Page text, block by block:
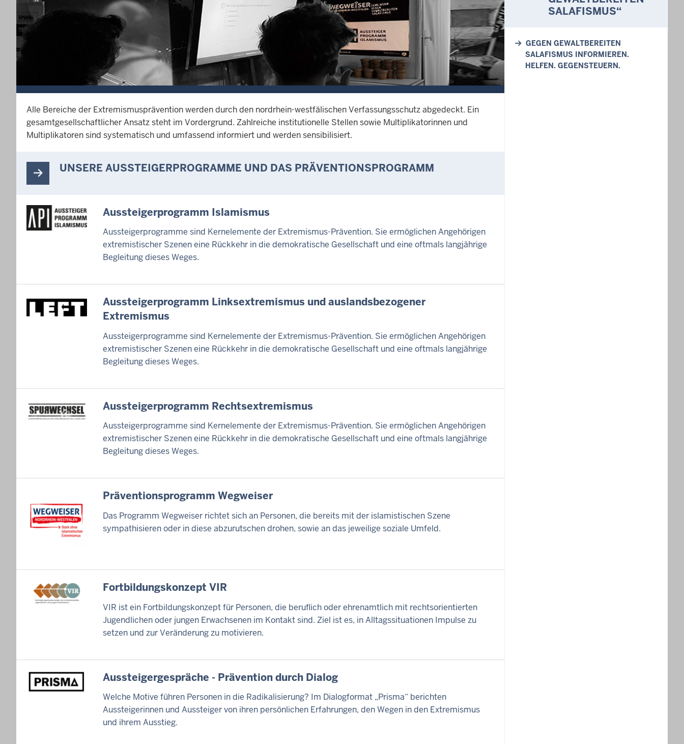
Alle Bereiche der Extremismusprävention werden durch den nordrhein-westfälischen Verfassungsschutz abgedeckt. Ein
gesamtgesellschaftlicher Ansatz steht im Vordergrund. Zahlreiche institutionelle Stellen sowie Multiplikatorinnen und
Multiplikatoren sind systematisch und umfassend informiert und werden sensibilisiert.
UNSERE AUSSTEIGERPROGRAMME UND DAS PRÄVENTIONSPROGRAMM
Aussteigerprogramm Islamismus
Aussteigerprogramme sind Kernelemente der Extremismus-Prävention. Sie ermöglichen Angehörigen
extremistischer Szenen eine Rückkehr in die demokratische Gesellschaft und eine oftmals langjährige
Begleitung dieses Weges.
Aussteigerprogramm Linksextremismus und auslandsbezogener
Extremismus
Aussteigerprogramme sind Kernelemente der Extremismus-Prävention. Sie ermöglichen Angehörigen
extremistischer Szenen eine Rückkehr in die demokratische Gesellschaft und eine oftmals langjährige
Begleitung dieses Weges.
Aussteigerprogramm Rechtsextremismus
Aussteigerprogramme sind Kernelemente der Extremismus-Prävention. Sie ermöglichen Angehörigen
extremistischer Szenen eine Rückkehr in die demokratische Gesellschaft und eine oftmals langjährige
Begleitung dieses Weges.
Präventionsprogramm Wegweiser
Das Programm Wegweiser richtet sich an Personen, die bereits mit der islamistischen Szene
sympathisieren oder in diese abzurutschen drohen, sowie an das jeweilige soziale Umfeld.
Fortbildungskonzept VIR
VIR ist ein Fortbildungskonzept für Personen, die beruflich oder ehrenamtlich mit rechtsorientierten
Jugendlichen oder jungen Erwachsenen im Kontakt sind. Ziel ist es, in Alltagssituationen Impulse zu
setzen und zur Veränderung zu motivieren.
Aussteigergespräche - Prävention durch Dialog
Welche Motive führen Personen in die Radikalisierung? Im Dialogformat „Prisma“ berichten
Aussteigerinnen und Aussteiger von ihren persönlichen Erfahrungen, den Wegen in den Extremismus
und ihrem Ausstieg.
SALAFISMUS“
GEGEN GEWALTBEREITEN
SALAFISMUS INFORMIEREN.
HELFEN. GEGENSTEUERN.